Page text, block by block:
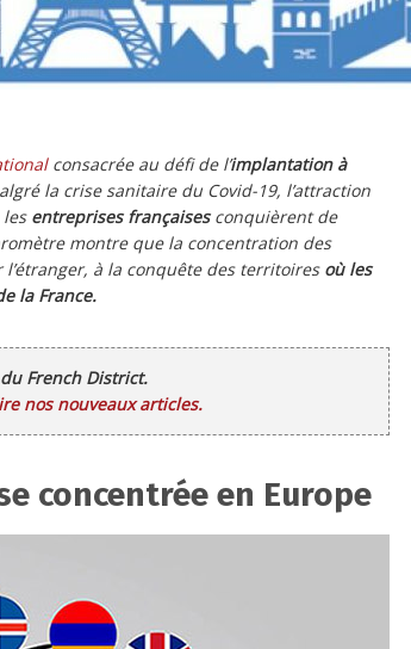
consacrée au défi de l’implantation à
la crise sanitaire du Covid-19, l’attraction
les entreprises françaisesconquièrent de
montre que la concentration des
à la conquête des territoires où les
la France.
French District.
nos nouveaux articles.
concentrée en Europe